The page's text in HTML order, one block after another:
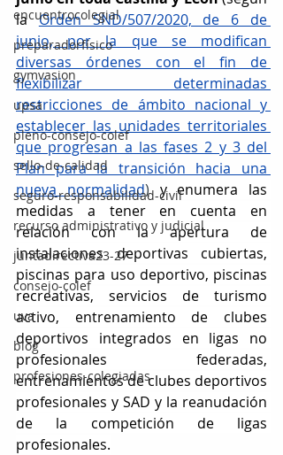
encuentrocolegial
preparadorfísico
gymvasion
upsa
pleno-consejo-colef
sello-de-calidad
seguro-responsabilidad-civil
recurso administrativo y judicial
juntadirectiva23-27
consejo-colef
uva
blog
profesiones-colegiadas
la Orden SND/507/2020, de 6 de
junio, por la que se modifican
diversas órdenes con el fin de
flexibilizar determinadas
restricciones de ámbito nacional y
establecer las unidades territoriales
que progresan a las fases 2 y 3 del
Plan para la transición hacia una
nueva normalidad) y enumera las
medidas a tener en cuenta en
relación con la apertura de
instalaciones deportivas cubiertas,
piscinas para uso deportivo, piscinas
recreativas, servicios de turismo
activo, entrenamiento de clubes
deportivos integrados en ligas no
profesionales federadas,
entrenamientos de clubes deportivos
profesionales y SAD y la reanudación
de la competición de ligas
profesionales.